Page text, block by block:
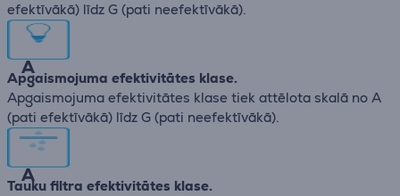
efektīvākā) līdz G (pati neefektīvākā).
A
Apgaismojuma efektivitātes klase.
Apgaismojuma efektivitātes klase tiek attēlota skalā no А
(pati efektīvākā) līdz G (pati neefektīvākā).
A
Tauku filtra efektivitātes klase.